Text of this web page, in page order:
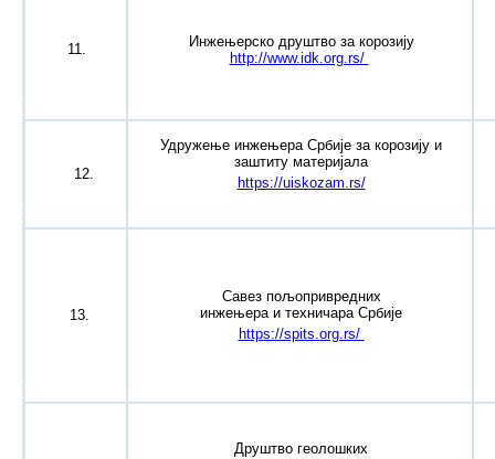
11.
Инжењерско друштво за корозију
http://www.idk.org.rs/
12.
Удружење инжењера Србије за корозију и
заштиту материјала
https://uiskozam.rs/
13.
Савез пољопривредних
инжењера и техничара Србије
https://spits.org.rs/
Друштво геолошких